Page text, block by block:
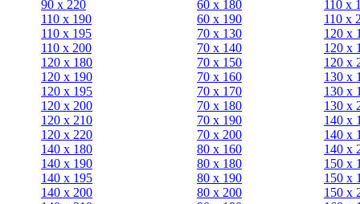
90 x 220
110 x 190
110 x 195
110 x 200
120 x 180
120 х 190
120 х 195
120 х 200
120 x 210
120 x 220
140 x 180
140 х 190
140 х 195
140 х 200
60 х 180
60 х 190
70 х 130
70 х 140
70 х 150
70 х 160
70 х 170
70 х 180
70 х 190
70 х 200
80 х 160
80 х 180
80 x 190
80 x 200
110 х
110 х
120 х
120 х
120 х
130 х
130 х
130 х
140 х
140 х
140 х
150 х
150 х
150 х